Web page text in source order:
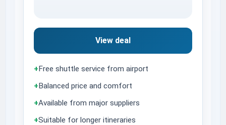
View deal
+Free shuttle service from airport
+Balanced price and comfort
+Available from major suppliers
+Suitable for longer itineraries